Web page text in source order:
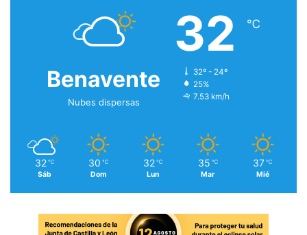
Benavente
Nubes dispersas
32 ℃
32º - 24º
25%
7.53 km/h
32 ℃
Sáb
30 ℃
Dom
32 ℃
Lun
35 ℃
Mar
37 ℃
Mié